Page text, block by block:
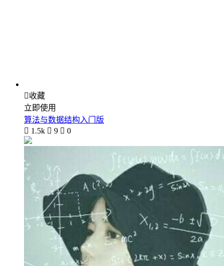
收藏
立即使用
算法与数据结构入门版
 1.5k  9  0